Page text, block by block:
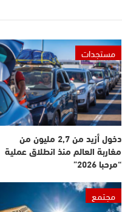
مستجدات
دخول أزيد من 2,7 مليون من
مغاربة العالم منذ انطلاق عملية
“مرحبا 2026”
مجتمع